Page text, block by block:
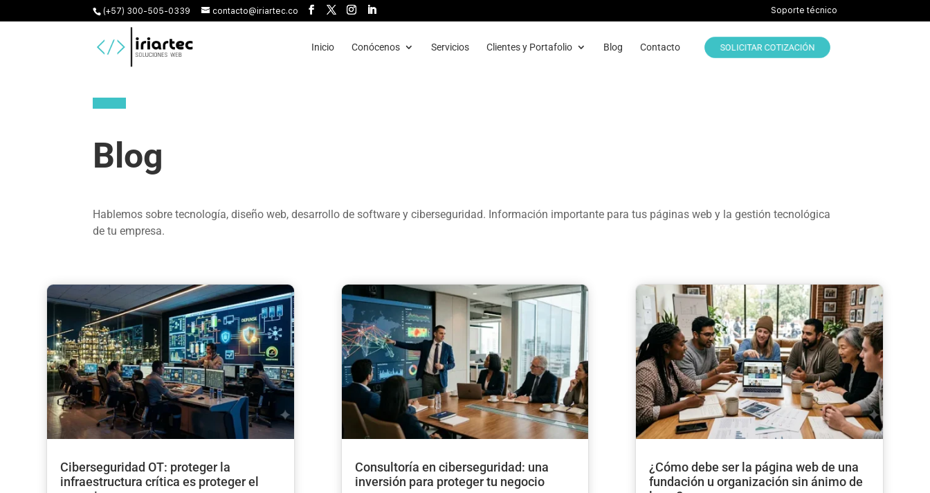
(+57) 300-505-0339 contacto@iriartec.co Soporte técnico
Inicio Conócenos Servicios Clientes y Portafolio Blog Contacto SOLICITAR COTIZACIÓN
Blog
Hablemos sobre tecnología, diseño web, desarrollo de software y ciberseguridad. Información importante para tus páginas web y la gestión tecnológica
de tu empresa.
Ciberseguridad OT: proteger la
infraestructura crítica es proteger el
Consultoría en ciberseguridad: una
inversión para proteger tu negocio
¿Cómo debe ser la página web de una
fundación u organización sin ánimo de